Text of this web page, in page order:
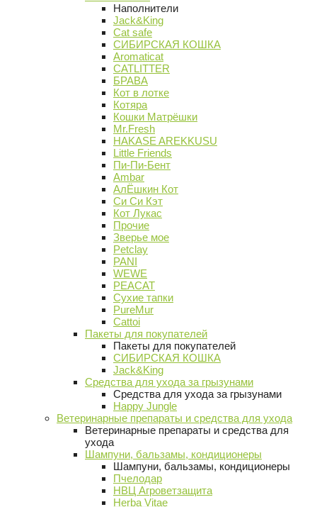
Наполнители
Jack&King
Cat safe
СИБИРСКАЯ КОШКА
Aromaticat
CATLITTER
БРАВА
Кот в лотке
Котяра
Кошки Матрёшки
Mr.Fresh
HAKASE AREKKUSU
Little Friends
Пи-Пи-Бент
Ambar
АлЁшкин Кот
Си Си Кэт
Кот Лукас
Прочие
Зверье мое
Petclay
PANI
WEWE
PEACAT
Сухие тапки
PureMur
Cattoi
Пакеты для покупателей
Пакеты для покупателей
СИБИРСКАЯ КОШКА
Jack&King
Средства для ухода за грызунами
Средства для ухода за грызунами
Happy Jungle
Ветеринарные препараты и средства для ухода
Ветеринарные препараты и средства для
ухода
Шампуни, бальзамы, кондиционеры
Шампуни, бальзамы, кондиционеры
Пчелодар
НВЦ Агроветзащита
Herba Vitae